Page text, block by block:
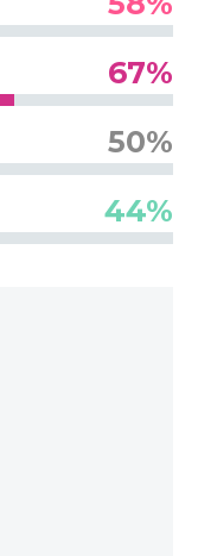
67%
50%
44%